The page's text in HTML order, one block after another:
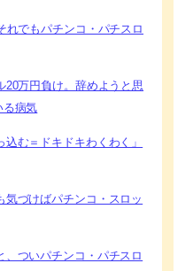
れでもパチンコ・パチスロ
20万円負け。辞めようと思
る病気
込む＝ドキドキわくわく」
気づけばパチンコ・スロッ
、ついパチンコ・パチスロ